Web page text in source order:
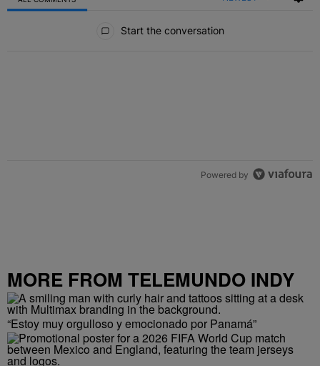
Start the conversation
Powered by
MORE FROM TELEMUNDO INDY
“Estoy muy orgulloso y emocionado por Panamá”